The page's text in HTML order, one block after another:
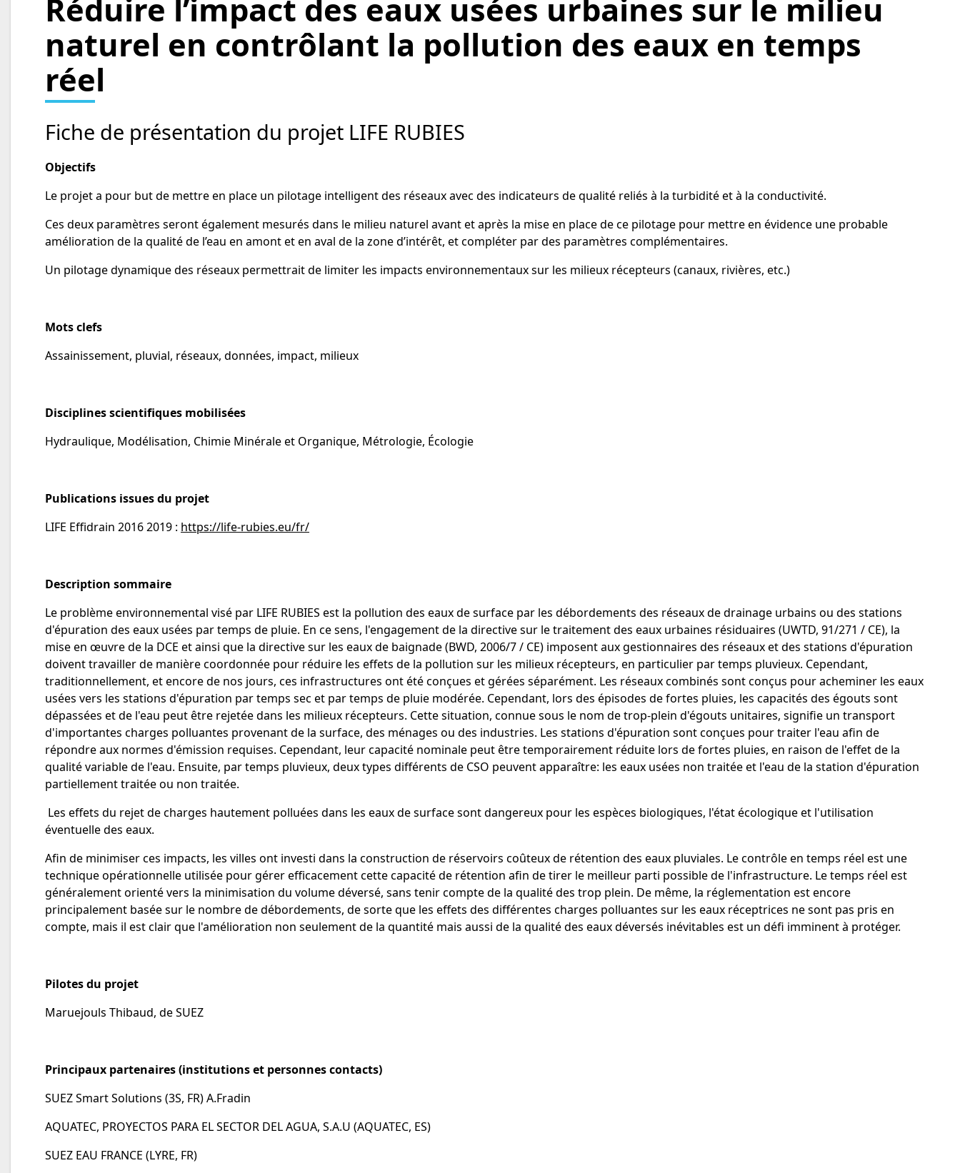
Réduire l’impact des eaux usées urbaines sur le milieu
naturel en contrôlant la pollution des eaux en temps
réel
Fiche de présentation du projet LIFE RUBIES
Objectifs
Le projet a pour but de mettre en place un pilotage intelligent des réseaux avec des indicateurs de qualité reliés à la turbidité et à la conductivité.
Ces deux paramètres seront également mesurés dans le milieu naturel avant et après la mise en place de ce pilotage pour mettre en évidence une probable
amélioration de la qualité de l’eau en amont et en aval de la zone d’intérêt, et compléter par des paramètres complémentaires.
Un pilotage dynamique des réseaux permettrait de limiter les impacts environnementaux sur les milieux récepteurs (canaux, rivières, etc.)
Mots clefs
Assainissement, pluvial, réseaux, données, impact, milieux
Disciplines scientifiques mobilisées
Hydraulique, Modélisation, Chimie Minérale et Organique, Métrologie, Écologie
Publications issues du projet
LIFE Effidrain 2016 2019 : https://life-rubies.eu/fr/
Description sommaire
Le problème environnemental visé par LIFE RUBIES est la pollution des eaux de surface par les débordements des réseaux de drainage urbains ou des stations
d'épuration des eaux usées par temps de pluie. En ce sens, l'engagement de la directive sur le traitement des eaux urbaines résiduaires (UWTD, 91/271 / CE), la
mise en œuvre de la DCE et ainsi que la directive sur les eaux de baignade (BWD, 2006/7 / CE) imposent aux gestionnaires des réseaux et des stations d'épuration
doivent travailler de manière coordonnée pour réduire les effets de la pollution sur les milieux récepteurs, en particulier par temps pluvieux. Cependant,
traditionnellement, et encore de nos jours, ces infrastructures ont été conçues et gérées séparément. Les réseaux combinés sont conçus pour acheminer les eaux
usées vers les stations d'épuration par temps sec et par temps de pluie modérée. Cependant, lors des épisodes de fortes pluies, les capacités des égouts sont
dépassées et de l'eau peut être rejetée dans les milieux récepteurs. Cette situation, connue sous le nom de trop-plein d'égouts unitaires, signifie un transport
d'importantes charges polluantes provenant de la surface, des ménages ou des industries. Les stations d'épuration sont conçues pour traiter l'eau afin de
répondre aux normes d'émission requises. Cependant, leur capacité nominale peut être temporairement réduite lors de fortes pluies, en raison de l'effet de la
qualité variable de l'eau. Ensuite, par temps pluvieux, deux types différents de CSO peuvent apparaître: les eaux usées non traitée et l'eau de la station d'épuration
partiellement traitée ou non traitée.
Les effets du rejet de charges hautement polluées dans les eaux de surface sont dangereux pour les espèces biologiques, l'état écologique et l'utilisation
éventuelle des eaux.
Afin de minimiser ces impacts, les villes ont investi dans la construction de réservoirs coûteux de rétention des eaux pluviales. Le contrôle en temps réel est une
technique opérationnelle utilisée pour gérer efficacement cette capacité de rétention afin de tirer le meilleur parti possible de l'infrastructure. Le temps réel est
généralement orienté vers la minimisation du volume déversé, sans tenir compte de la qualité des trop plein. De même, la réglementation est encore
principalement basée sur le nombre de débordements, de sorte que les effets des différentes charges polluantes sur les eaux réceptrices ne sont pas pris en
compte, mais il est clair que l'amélioration non seulement de la quantité mais aussi de la qualité des eaux déversés inévitables est un défi imminent à protéger.
Pilotes du projet
Maruejouls Thibaud, de SUEZ
Principaux partenaires (institutions et personnes contacts)
SUEZ Smart Solutions (3S, FR) A.Fradin
AQUATEC, PROYECTOS PARA EL SECTOR DEL AGUA, S.A.U (AQUATEC, ES)
SUEZ EAU FRANCE (LYRE, FR)